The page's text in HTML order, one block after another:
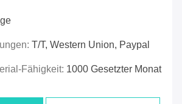
T/T, Western Union, Paypal
Fähigkeit: 1000 Gesetzter Monat